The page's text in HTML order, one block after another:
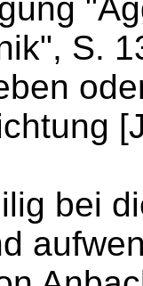
S.
bei